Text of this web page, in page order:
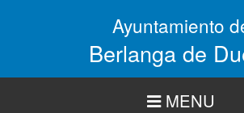
Ayuntamiento
Berlanga de
MENU